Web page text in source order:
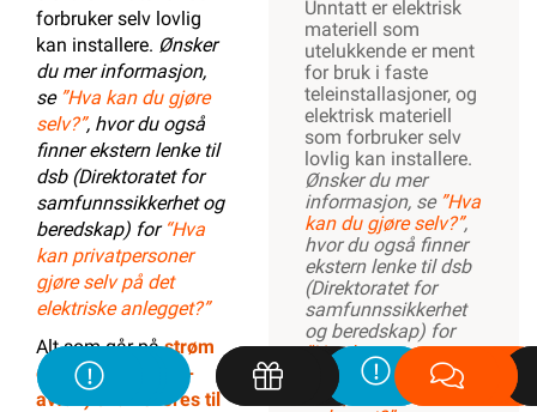
forbruker selv lovlig
kan installere. Ønsker
du mer informasjon,
se ”Hva kan du gjøre
selv?”, hvor du også
finner ekstern lenke til
dsb (Direktoratet for
samfunnssikkerhet og
beredskap) for “Hva
kan privatpersoner
gjøre selv på det
elektriske anlegget?”
Alt som går påstrøm
eller batterier (EE-
avfall) skal leveres til
Unntatt er elektrisk
materiell som
utelukkende er ment
for bruk i faste
teleinstallasjoner, og
elektrisk materiell
som forbruker selv
lovlig kan installere.
Ønsker du mer
informasjon, se ”Hva
kan du gjøre selv?”,
hvor du også finner
ekstern lenke til dsb
(Direktoratet for
samfunnssikkerhet
og beredskap) for
“Hva kan
privatpersoner gjøre
selv på det elektriske